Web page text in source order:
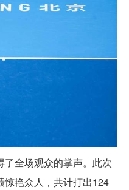
全场观众的掌声。此次
惊艳众人，共计打出124